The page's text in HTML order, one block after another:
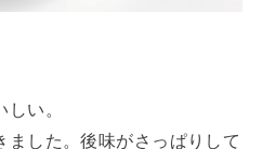
い。
ました。後味がさっぱりして